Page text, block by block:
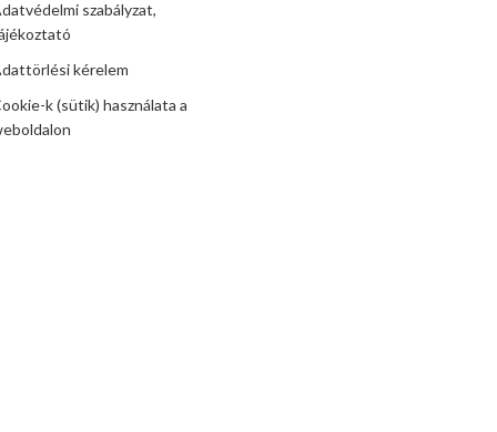
szabályzat,
kérelem
k (sütik) használata a